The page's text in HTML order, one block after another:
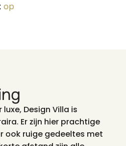
op
Design Villa is
Er zijn hier prachtige
ook ruige gedeeltes met